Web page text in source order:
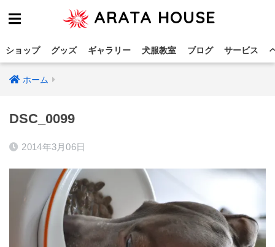
ARATA HOUSE
ショップ グッズ ギャラリー 犬服教室 ブログ サービス
ホーム
DSC_0099
2014年3月06日